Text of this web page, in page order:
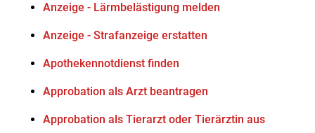
Anzeige - Lärmbelästigung melden
Anzeige - Strafanzeige erstatten
Apothekennotdienst finden
Approbation als Arzt beantragen
Approbation als Tierarzt oder Tierärztin aus